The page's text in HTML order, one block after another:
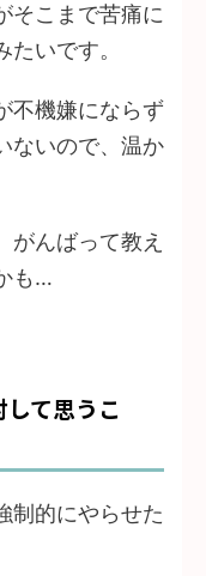
そこまで苦痛に
いです。
不機嫌にならず
ないので、温か
がんばって教え
も…
て思うこ
制的にやらせた